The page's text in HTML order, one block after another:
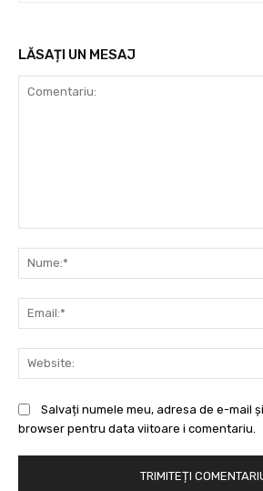
LĂSAȚI UN MESAJ
Salvați numele meu, adresa de e-mail
browser pentru data viitoare i comentariu.